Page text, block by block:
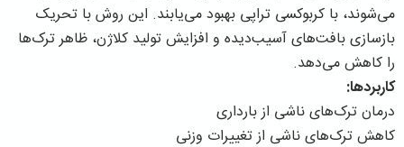
می‌شوند، با کربوکسی تراپی بهبود می‌یابند. این روش با تحریک
بازسازی بافت‌های آسیب‌دیده و افزایش تولید کلاژن، ظاهر ترک‌ها
را کاهش می‌دهد.
کاربردها:
درمان ترک‌های ناشی از بارداری
کاهش ترک‌های ناشی از تغییرات وزنی